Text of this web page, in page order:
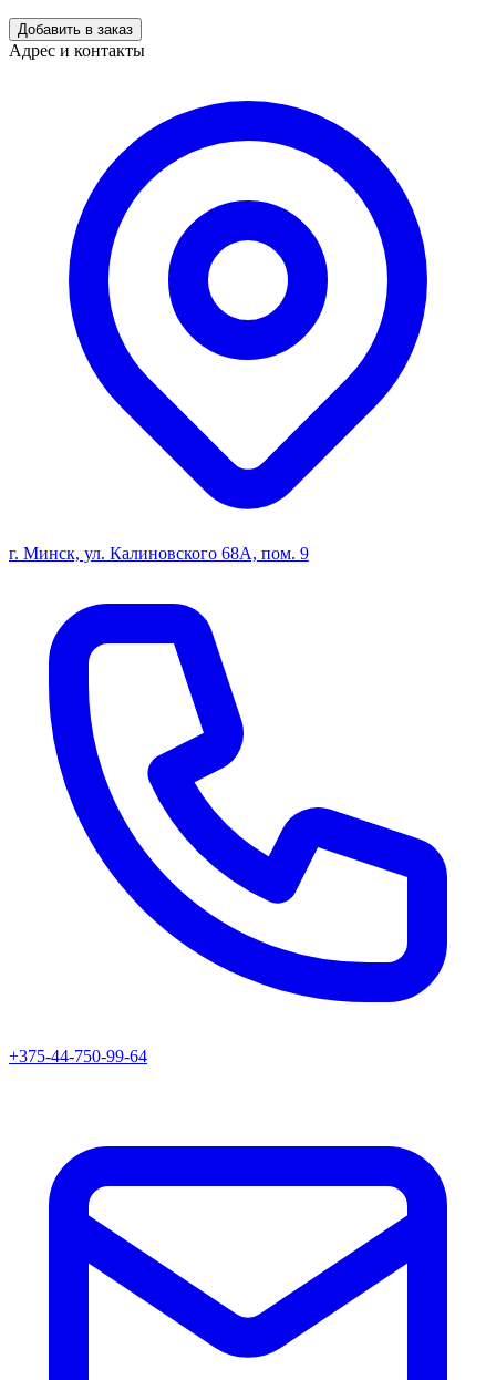
Добавить в заказ
Адрес и контакты
г. Минск, ул. Калиновского 68А, пом. 9
+375-44-750-99-64